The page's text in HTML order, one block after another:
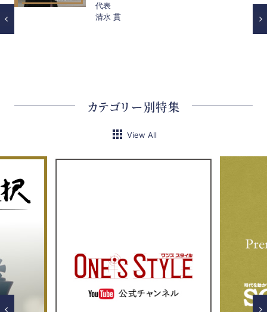
代表
清水 貫
カテゴリー別特集
View All